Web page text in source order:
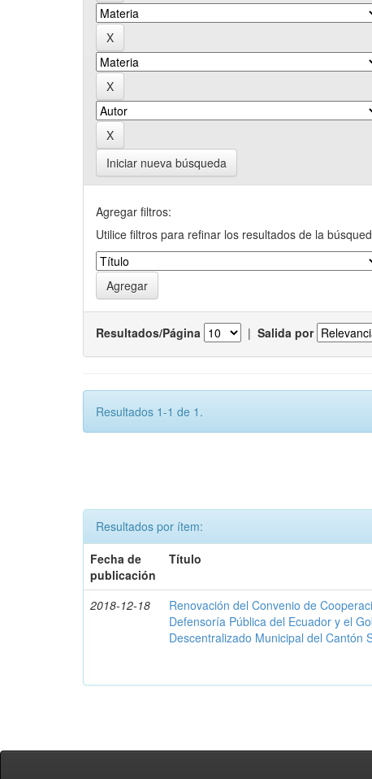
Iniciar nueva búsqueda
Agregar filtros:
Utilice filtros para refinar los resultados de la
Resultados/Página | Salida por
Resultados 1-1 de 1.
Resultados por ítem:
Fecha de
publicación
Título
2018-12-18
Renovación del Convenio de
Defensoría Pública del Ecuador y el
Descentralizado Municipal del Cantón